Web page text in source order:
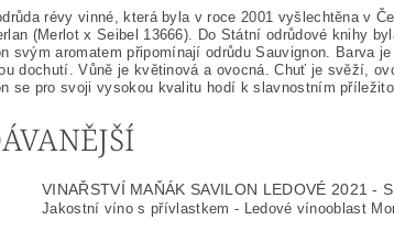
révy vinné, která byla v roce 2001 vyšlechtěna v
(Merlot x Seibel 13666). Do Státní odrůdové knihy
svým aromatem připomínají odrůdu Sauvignon. Barva
dochutí. Vůně je květinová a ovocná. Chuť je svěží,
se pro svoji vysokou kvalitu hodí k slavnostním
VINAŘSTVÍ MAŇÁK SAVILON LEDOVÉ 2021 -
Jakostní víno s přívlastkem - Ledové vínooblast